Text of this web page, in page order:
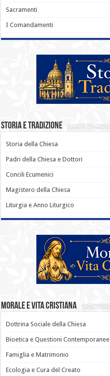
Sacramenti
I Comandamenti
Storia e Tradizione
Storia della Chiesa
Padri della Chiesa e Dottori
Concili Ecumenici
Magistero della Chiesa
Liturgia e Anno Liturgico
Morale e Vita Cristiana
Dottrina Sociale della Chiesa
Bioetica e Questioni Contemporanee
Famiglia e Matrimonio
Ecologia e Cura del Creato